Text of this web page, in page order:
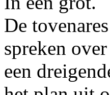
De
spreken
een